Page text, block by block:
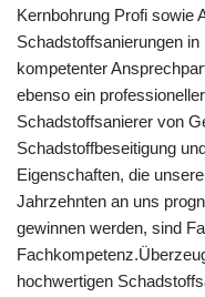
Kernbohrung Profi sowie
Schadstoffsanierungen
kompetenter
ebenso ein
Schadstoffsanierer von
Schadstoffbeseitigung
Eigenschaften, die
Jahrzehnten an uns
gewinnen werden, sind
hochwertigen